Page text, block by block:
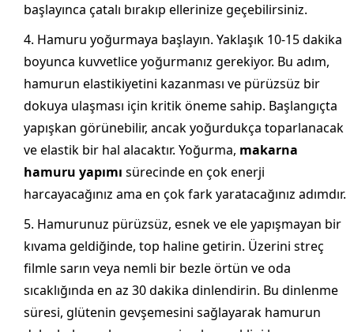
başlayınca çatalı bırakıp ellerinize geçebilirsiniz.
Hamuru yoğurmaya başlayın. Yaklaşık 10-15 dakika
boyunca kuvvetlice yoğurmanız gerekiyor. Bu adım,
hamurun elastikiyetini kazanması ve pürüzsüz bir
dokuya ulaşması için kritik öneme sahip. Başlangıçta
yapışkan görünebilir, ancak yoğurdukça toparlanacak
ve elastik bir hal alacaktır. Yoğurma, makarna
hamuru yapımı sürecinde en çok enerji
harcayacağınız ama en çok fark yaratacağınız adımdır.
Hamurunuz pürüzsüz, esnek ve ele yapışmayan bir
kıvama geldiğinde, top haline getirin. Üzerini streç
filmle sarın veya nemli bir bezle örtün ve oda
sıcaklığında en az 30 dakika dinlendirin. Bu dinlenme
süresi, glütenin gevşemesini sağlayarak hamurun